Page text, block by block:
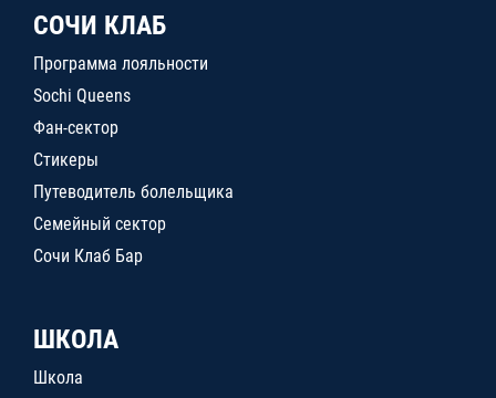
СОЧИ КЛАБ
Программа лояльности
Sochi Queens
Фан-сектор
Стикеры
Путеводитель болельщика
Семейный сектор
Сочи Клаб Бар
ШКОЛА
Школа